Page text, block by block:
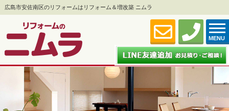
広島市安佐南区のリフォームはリフォーム＆増改築 ニムラ
MENU